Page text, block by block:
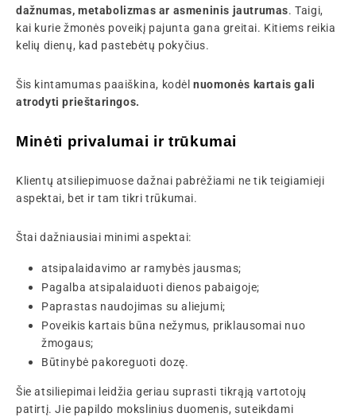
dažnumas, metabolizmas ar asmeninis jautrumas. Taigi,
kai kurie žmonės poveikį pajunta gana greitai. Kitiems reikia
kelių dienų, kad pastebėtų pokyčius.
Šis kintamumas paaiškina, kodėlnuomonės kartais gali
atrodyti prieštaringos.
Minėti privalumai ir trūkumai
Klientų atsiliepimuose dažnai pabrėžiami ne tik teigiamieji
aspektai, bet ir tam tikri trūkumai.
Štai dažniausiai minimi aspektai:
atsipalaidavimo ar ramybės jausmas;
Pagalba atsipalaiduoti dienos pabaigoje;
Paprastas naudojimas su aliejumi;
Poveikis kartais būna nežymus, priklausomai nuo
žmogaus;
Būtinybė pakoreguoti dozę.
Šie atsiliepimai leidžia geriau suprasti tikrąją vartotojų
patirtį. Jie papildo mokslinius duomenis, suteikdami